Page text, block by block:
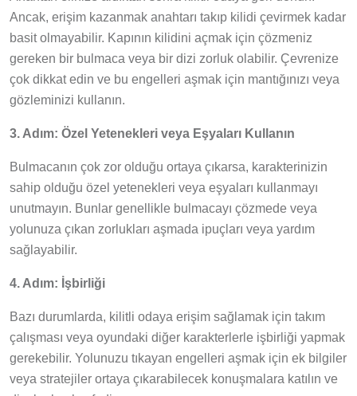
Ancak, erişim kazanmak anahtarı takıp kilidi çevirmek kadar
basit olmayabilir. Kapının kilidini açmak için çözmeniz
gereken bir bulmaca veya bir dizi zorluk olabilir. Çevrenize
çok dikkat edin ve bu engelleri aşmak için mantığınızı veya
gözleminizi kullanın.
3. Adım: Özel Yetenekleri veya Eşyaları Kullanın
Bulmacanın çok zor olduğu ortaya çıkarsa, karakterinizin
sahip olduğu özel yetenekleri veya eşyaları kullanmayı
unutmayın. Bunlar genellikle bulmacayı çözmede veya
yolunuza çıkan zorlukları aşmada ipuçları veya yardım
sağlayabilir.
4. Adım: İşbirliği
Bazı durumlarda, kilitli odaya erişim sağlamak için takım
çalışması veya oyundaki diğer karakterlerle işbirliği yapmak
gerekebilir. Yolunuzu tıkayan engelleri aşmak için ek bilgiler
veya stratejiler ortaya çıkarabilecek konuşmalara katılın ve